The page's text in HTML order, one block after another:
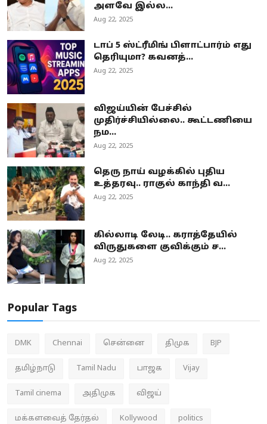
அளவே இல்ல...
Aug 22, 2025
டாப் 5 ஸ்ட்ரீமிங் பிளாட்பார்ம் எது
தெரியுமா? கவனத்...
Aug 22, 2025
விஜய்யின் பேச்சில்
முதிர்ச்சியில்லை.. கூட்டணியை
நம...
Aug 22, 2025
தெரு நாய் வழக்கில் புதிய
உத்தரவு.. ராகுல் காந்தி வ...
Aug 22, 2025
கில்லாடி லேடி.. கராத்தேயில்
விருதுகளை குவிக்கும் ச...
Aug 22, 2025
Popular Tags
DMK Chennai சென்னை திமுக BJP
தமிழ்நாடு Tamil Nadu பாஜக Vijay
Tamil cinema அதிமுக விஜய்
மக்களவைத் தேர்தல் Kollywood politics